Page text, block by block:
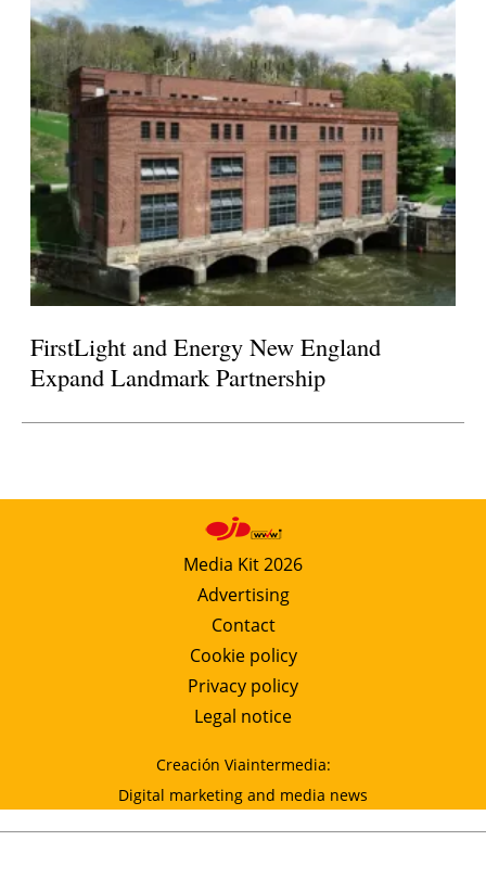
FirstLight and Energy New England
Expand Landmark Partnership
Media Kit 2026
Advertising
Contact
Cookie policy
Privacy policy
Legal notice
Creación Viaintermedia:
Digital marketing and media news